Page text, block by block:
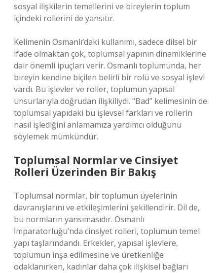
sosyal ilişkilerin temellerini ve bireylerin toplum
içindeki rollerini de yansıtır.
Kelimenin Osmanlı’daki kullanımı, sadece dilsel bir
ifade olmaktan çok, toplumsal yapının dinamiklerine
dair önemli ipuçları verir. Osmanlı toplumunda, her
bireyin kendine biçilen belirli bir rolü ve sosyal işlevi
vardı. Bu işlevler ve roller, toplumun yapısal
unsurlarıyla doğrudan ilişkiliydi. “Bad” kelimesinin de
toplumsal yapıdaki bu işlevsel farkları ve rollerin
nasıl işlediğini anlamamıza yardımcı olduğunu
söylemek mümkündür.
Toplumsal Normlar ve Cinsiyet
Rolleri Üzerinden Bir Bakış
Toplumsal normlar, bir toplumun üyelerinin
davranışlarını ve etkileşimlerini şekillendirir. Dil de,
bu normların yansımasıdır. Osmanlı
İmparatorluğu’nda cinsiyet rolleri, toplumun temel
yapı taşlarındandı. Erkekler, yapısal işlevlere,
toplumun inşa edilmesine ve üretkenliğe
odaklanırken, kadınlar daha çok ilişkisel bağları